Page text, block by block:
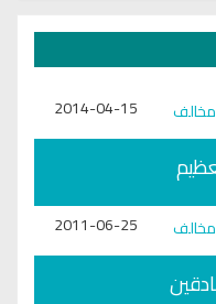
2014-04-15
2011-06-25